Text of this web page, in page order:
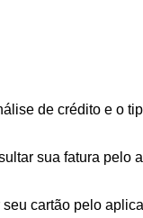
de crédito e o
sua fatura pelo
cartão pelo